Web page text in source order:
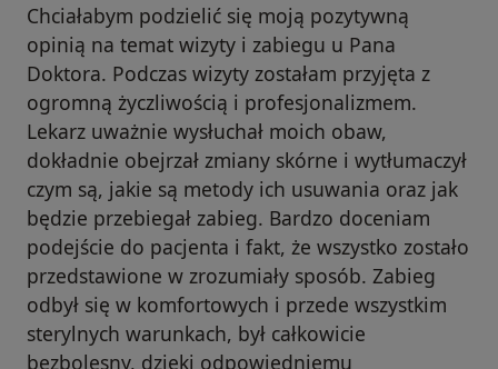
Chciałabym podzielić się moją pozytywną
opinią na temat wizyty i zabiegu u Pana
Doktora. Podczas wizyty zostałam przyjęta z
ogromną życzliwością i profesjonalizmem.
Lekarz uważnie wysłuchał moich obaw,
dokładnie obejrzał zmiany skórne i wytłumaczył
czym są, jakie są metody ich usuwania oraz jak
będzie przebiegał zabieg. Bardzo doceniam
podejście do pacjenta i fakt, że wszystko zostało
przedstawione w zrozumiały sposób. Zabieg
odbył się w komfortowych i przede wszystkim
sterylnych warunkach, był całkowicie
bezbolesny, dzięki odpowiedniemu